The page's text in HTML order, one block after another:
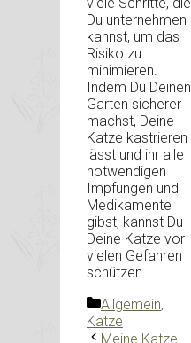
Du unternehmen
kannst, um das
Risiko zu
minimieren.
Indem Du Deinen
Garten sicherer
machst, Deine
Katze kastrieren
lässt und ihr alle
notwendigen
Impfungen und
Medikamente
gibst, kannst Du
Deine Katze vor
vielen Gefahren
schützen.
Kategorien
Allgemein,
Katze
Meine Katze